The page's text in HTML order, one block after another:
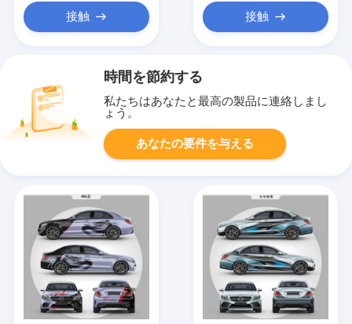
接触 接触
時間を節約する
私たちはあなたと最高の製品に連絡しまし
ょう。
あなたの要件を与える